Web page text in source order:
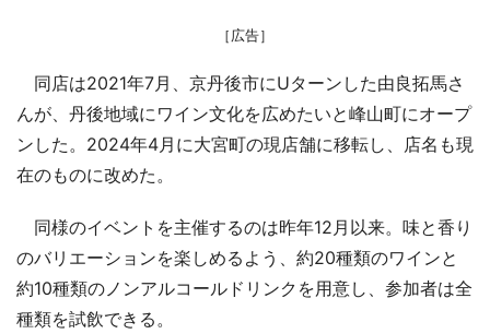
［広告］
同店は2021年7月、京丹後市にUターンした由良拓馬さ
んが、丹後地域にワイン文化を広めたいと峰山町にオープ
ンした。2024年4月に大宮町の現店舗に移転し、店名も現
在のものに改めた。
同様のイベントを主催するのは昨年12月以来。味と香り
のバリエーションを楽しめるよう、約20種類のワインと
約10種類のノンアルコールドリンクを用意し、参加者は全
種類を試飲できる。